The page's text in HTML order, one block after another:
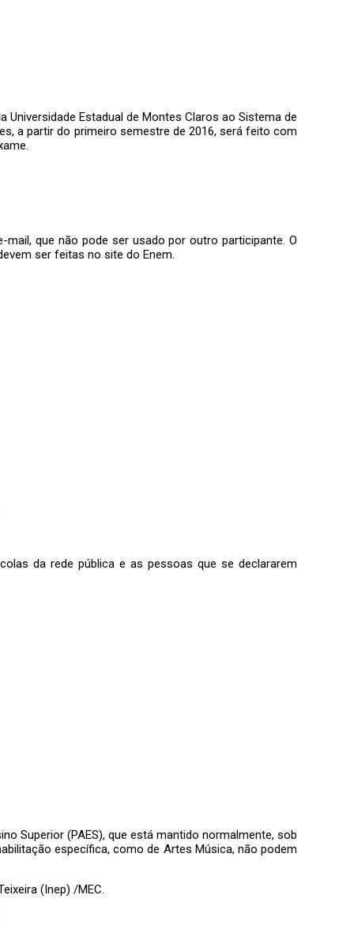
Estadual de Montes Claros ao Sistema de
a partir do primeiro semestre de 2016, será feito com
que não pode ser usado por outro participante. O
ser feitas no site do Enem.
da rede pública e as pessoas que se declararem
Superior (PAES), que está mantido normalmente, sob
específica, como de Artes Música, não podem
(Inep) /MEC.